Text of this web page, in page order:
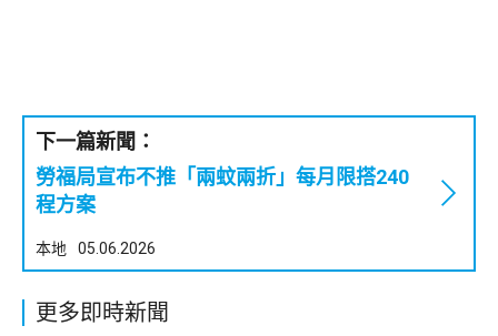
下一篇新聞：
勞福局宣布不推「兩蚊兩折」每月限搭240
程方案
本地 05.06.2026
更多即時新聞